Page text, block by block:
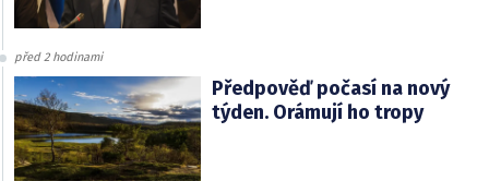
před 2 hodinami
Předpověď počasí na nový
týden. Orámují ho tropy